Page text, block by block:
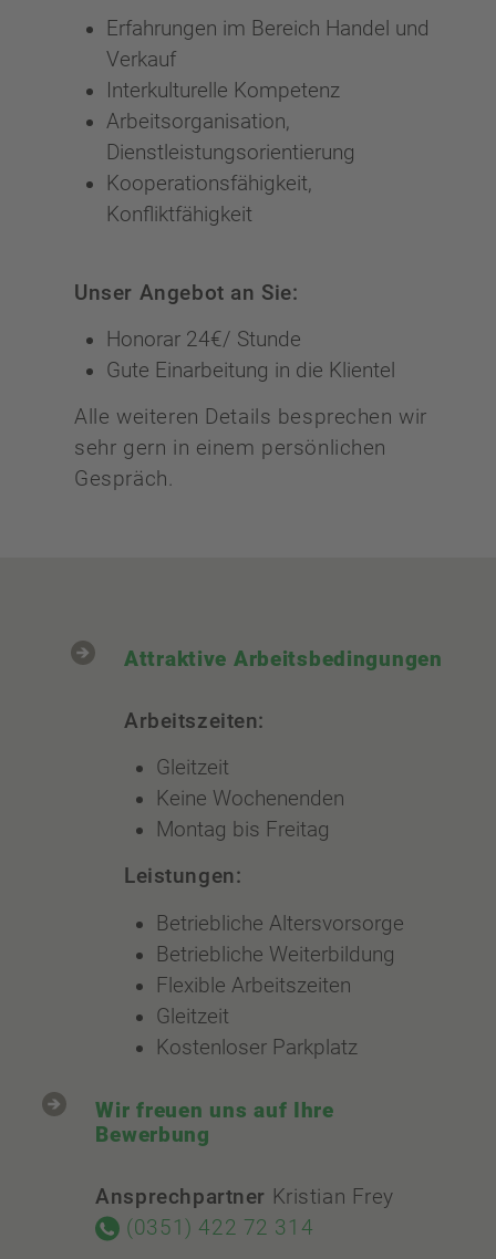
Erfahrungen im Bereich Handel und
Verkauf
Interkulturelle Kompetenz
Arbeitsorganisation,
Dienstleistungsorientierung
Kooperationsfähigkeit,
Konfliktfähigkeit
Unser Angebot an Sie:
Honorar 24€/ Stunde
Gute Einarbeitung in die Klientel
Alle weiteren Details besprechen wir
sehr gern in einem persönlichen
Gespräch.
Attraktive Arbeitsbedingungen
Arbeitszeiten:
Gleitzeit
Keine Wochenenden
Montag bis Freitag
Leistungen:
Betriebliche Altersvorsorge
Betriebliche Weiterbildung
Flexible Arbeitszeiten
Gleitzeit
Kostenloser Parkplatz
Wir freuen uns auf Ihre
Bewerbung
Ansprechpartner Kristian Frey
(0351) 422 72 314